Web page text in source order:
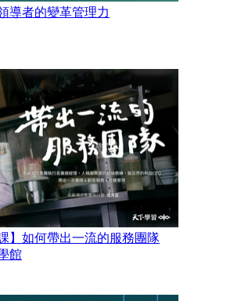
導者的變革管理力
】如何帶出一流的服務團隊
館